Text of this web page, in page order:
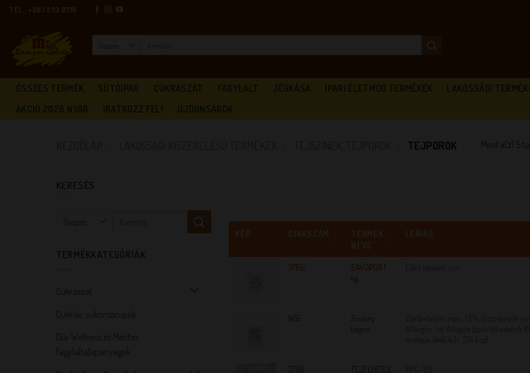
SkipTEL.: +36 1 233 0710
ÖSSZES TERMÉK SÜTŐIPAR CUKRÁSZAT FAGYLALT JÉGKÁSA IPARI ÉLETMÓD TERMÉKEK
LAKOSSÁGI
AKCIÓ 2026 NYÁR
IRATKOZZ FEL! ÚJDONSÁGOK
TEJPOROK Mind a(z) 5
KERESÉS
TERMÉKKATEGÓRIÁK
Cukrászat
Cukrok, cukorszirupok
Dia-Wellness és Mentes
fagylaltalapanyagok
KÉP CIKKSZÁM
TERMÉK
NEVE
LEÍRÁS
37155
SAVÓPOR 1
kg
1455
Sovány
tejpor
37181
TEJFEHÉRJE